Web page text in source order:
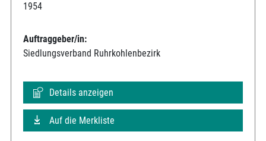
1954
Auftraggeber/in:
Siedlungsverband Ruhrkohlenbezirk
Details anzeigen
Auf die Merkliste